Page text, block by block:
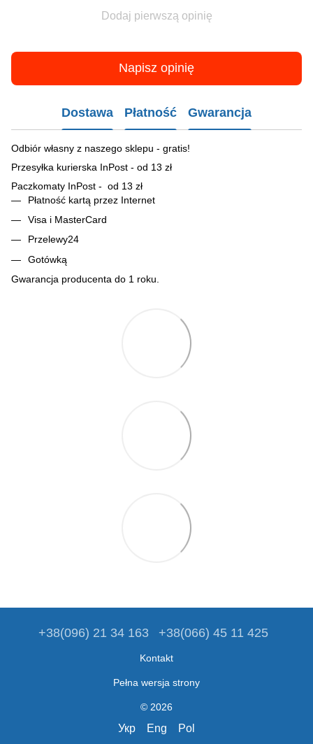
Dodaj pierwszą opinię
Napisz opinię
Dostawa Płatność Gwarancja
Odbiór własny z naszego sklepu - gratis!
Przesyłka kurierska InPost - od 13 zł
Paczkomaty InPost - od 13 zł
Płatność kartą przez Internet
Visa i MasterCard
Przelewy24
Gotówką
Gwarancja producenta do 1 roku.
+38(096) 21 34 163 +38(066) 45 11 425
Kontakt
Pełna wersja strony
© 2026
Укр Eng Pol